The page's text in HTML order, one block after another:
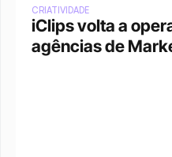
CRIATIVIDADE
iClips volta a
agências de